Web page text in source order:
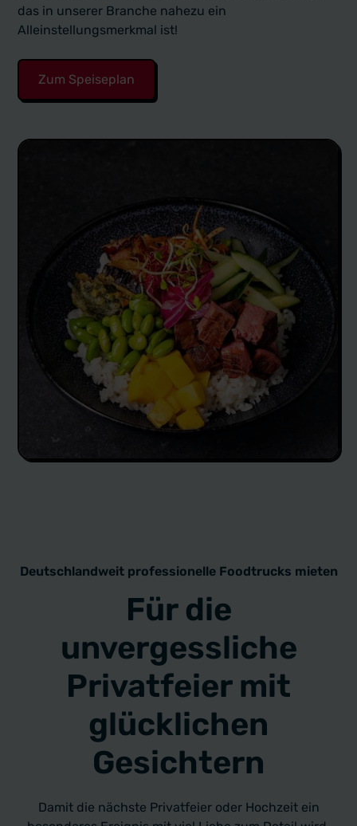
das in unserer Branche nahezu ein
Alleinstellungsmerkmal ist!
Zum Speiseplan
Deutschlandweit professionelle Foodtrucks mieten
Für die
unvergessliche
Privatfeier mit
glücklichen
Gesichtern
Damit die nächste Privatfeier oder Hochzeit ein